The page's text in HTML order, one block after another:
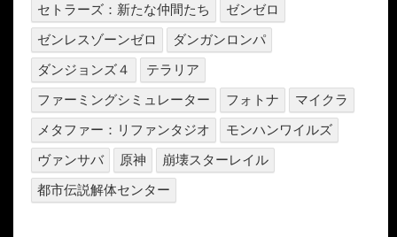
セトラーズ：新たな仲間たち
ゼンゼロ
ゼンレスゾーンゼロ
ダンガンロンパ
ダンジョンズ４
テラリア
ファーミングシミュレーター
フォトナ
マイクラ
メタファー：リファンタジオ
モンハンワイルズ
ヴァンサバ
原神
崩壊スターレイル
都市伝説解体センター